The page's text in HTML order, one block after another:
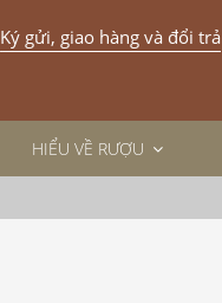
Ký gửi, giao hàng và đổi trả
HIỂU VỀ RƯỢU